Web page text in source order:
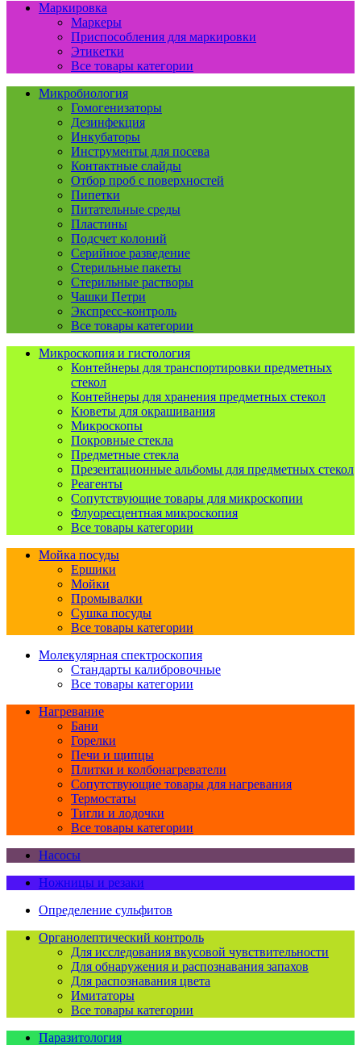
Маркировка
Маркеры
Приспособления для маркировки
Этикетки
Все товары категории
Микробиология
Гомогенизаторы
Дезинфекция
Инкубаторы
Инструменты для посева
Контактные слайды
Отбор проб с поверхностей
Пипетки
Питательные среды
Пластины
Подсчет колоний
Серийное разведение
Стерильные пакеты
Стерильные растворы
Чашки Петри
Экспресс-контроль
Все товары категории
Микроскопия и гистология
Контейнеры для транспортировки предметных
стекол
Контейнеры для хранения предметных стекол
Кюветы для окрашивания
Микроскопы
Покровные стекла
Предметные стекла
Презентационные альбомы для предметных стекол
Реагенты
Сопутствующие товары для микроскопии
Флуоресцентная микроскопия
Все товары категории
Мойка посуды
Ершики
Мойки
Промывалки
Сушка посуды
Все товары категории
Молекулярная спектроскопия
Стандарты калибровочные
Все товары категории
Нагревание
Бани
Горелки
Печи и щипцы
Плитки и колбонагреватели
Сопутствующие товары для нагревания
Термостаты
Тигли и лодочки
Все товары категории
Насосы
Ножницы и резаки
Определение сульфитов
Органолептический контроль
Для исследования вкусовой чувствительности
Для обнаружения и распознавания запахов
Для распознавания цвета
Имитаторы
Все товары категории
Паразитология